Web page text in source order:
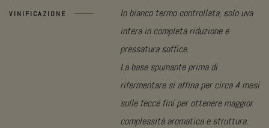
VINIFICAZIONE
In bianco termo controllata, solo uva
intera in completa riduzione e
pressatura soffice.
La base spumante prima di
rifermentare si affina per circa 4 mesi
sulle fecce fini per ottenere maggior
complessità aromatica e struttura.